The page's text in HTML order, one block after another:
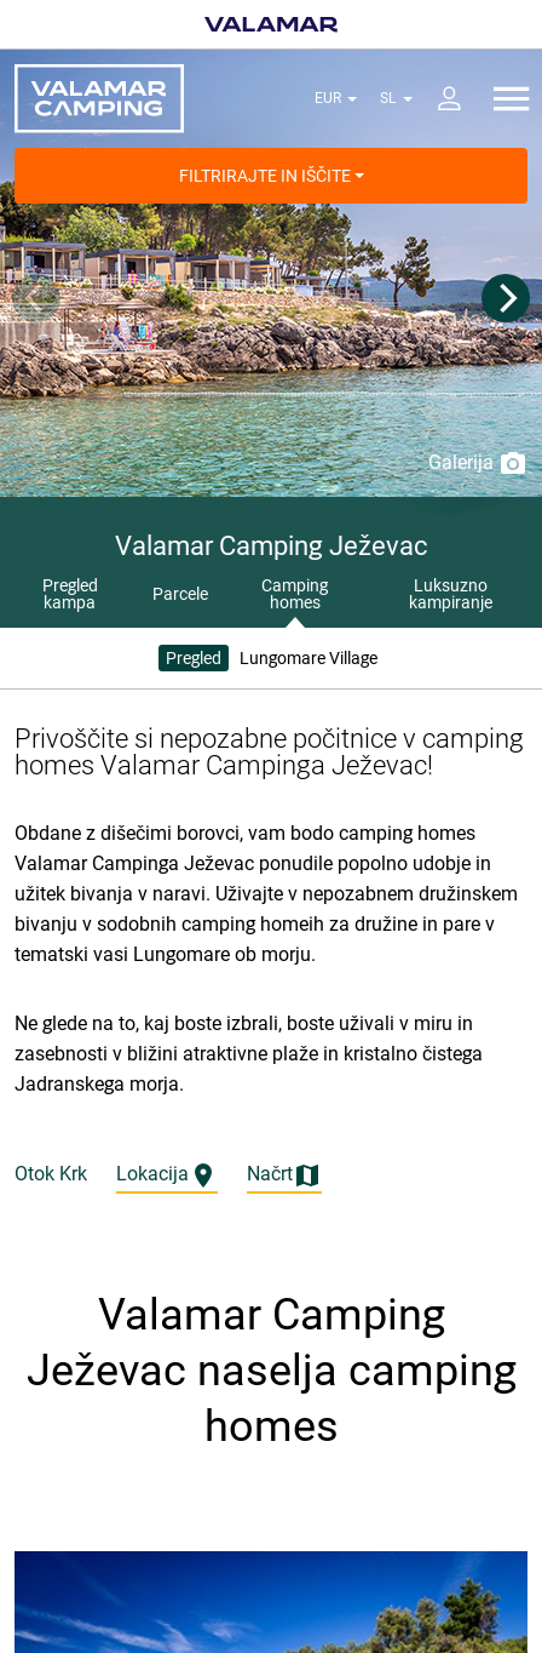
FILTRIRAJTE IN IŠČITE
Galerija
Valamar Camping Ježevac
Pregled
kampa
Parcele
Camping
homes
Luksuzno
kampiranje
Pregled Lungomare Village
Privoščite si nepozabne počitnice v camping
homes Valamar Campinga Ježevac!
Obdane z dišečimi borovci, vam bodo camping homes
Valamar Campinga Ježevac ponudile popolno udobje in
užitek bivanja v naravi. Uživajte v nepozabnem družinskem
bivanju v sodobnih camping homeih za družine in pare v
tematski vasi Lungomare ob morju.
Ne glede na to, kaj boste izbrali, boste uživali v miru in
zasebnosti v bližini atraktivne plaže in kristalno čistega
Jadranskega morja.
Otok Krk Lokacija Načrt
Valamar Camping
Ježevac naselja camping
homes